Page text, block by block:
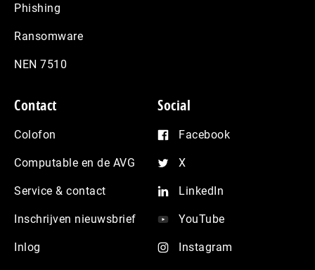
Phishing
Ransomware
NEN 7510
Contact
Colofon
Computable en de AVG
Service & contact
Inschrijven nieuwsbrief
Inlog
Social
Facebook
X
LinkedIn
YouTube
Instagram